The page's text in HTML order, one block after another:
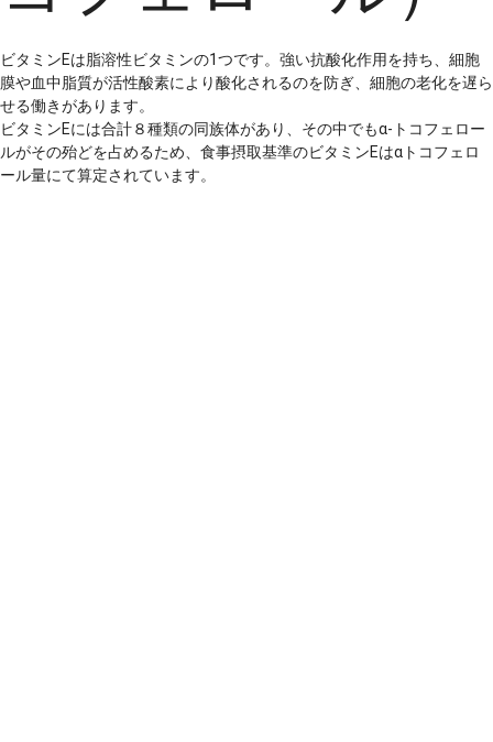
ビタミンEは脂溶性ビタミンの1つです。強い抗酸化作用を持ち、細胞
膜や血中脂質が活性酸素により酸化されるのを防ぎ、細胞の老化を遅ら
せる働きがあります。
ビタミンEには合計８種類の同族体があり、その中でもα-トコフェロー
ルがその殆どを占めるため、食事摂取基準のビタミンEはαトコフェロ
ール量にて算定されています。